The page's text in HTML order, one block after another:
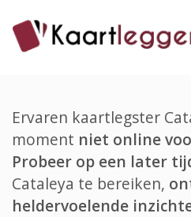
Ervaren kaartlegster
moment niet online
Probeer op een later
Cataleya te bereiken,
heldervoelende